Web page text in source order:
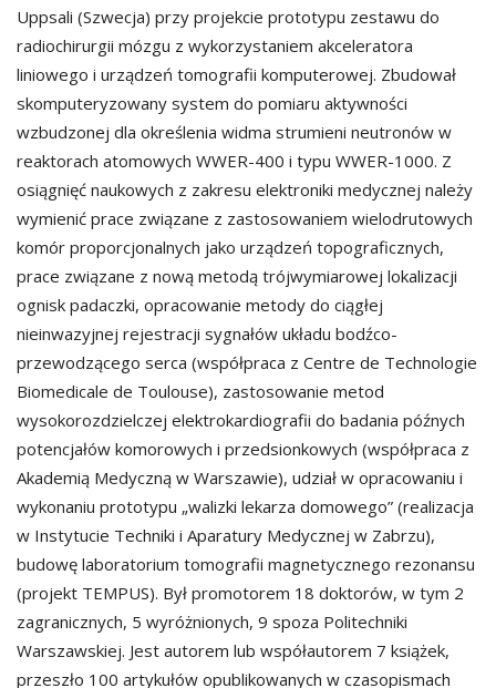
Uppsali (Szwecja) przy projekcie prototypu zestawu do
radiochirurgii mózgu z wykorzystaniem akceleratora
liniowego i urządzeń tomografii komputerowej. Zbudował
skomputeryzowany system do pomiaru aktywności
wzbudzonej dla określenia widma strumieni neutronów w
reaktorach atomowych WWER-400 i typu WWER-1000. Z
osiągnięć naukowych z zakresu elektroniki medycznej należy
wymienić prace związane z zastosowaniem wielodrutowych
komór proporcjonalnych jako urządzeń topograficznych,
prace związane z nową metodą trójwymiarowej lokalizacji
ognisk padaczki, opracowanie metody do ciągłej
nieinwazyjnej rejestracji sygnałów układu bodźco-
przewodzącego serca (współpraca z Centre de Technologie
Biomedicale de Toulouse), zastosowanie metod
wysokorozdzielczej elektrokardiografii do badania późnych
potencjałów komorowych i przedsionkowych (współpraca z
Akademią Medyczną w Warszawie), udział w opracowaniu i
wykonaniu prototypu „walizki lekarza domowego” (realizacja
w Instytucie Techniki i Aparatury Medycznej w Zabrzu),
budowę laboratorium tomografii magnetycznego rezonansu
(projekt TEMPUS). Był promotorem 18 doktorów, w tym 2
zagranicznych, 5 wyróżnionych, 9 spoza Politechniki
Warszawskiej. Jest autorem lub współautorem 7 książek,
przeszło 100 artykułów opublikowanych w czasopismach